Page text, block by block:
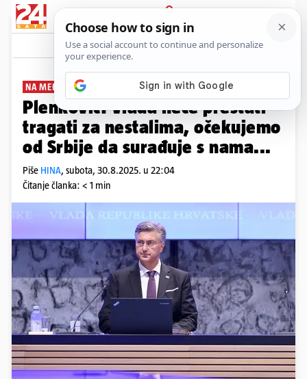
PRIJAVA
News Komentari
NA MEĐUNARODNI DAN
Plenković: Vlada neće prestati
tragati za nestalima, očekujemo
od Srbije da surađuje s nama...
Piše HINA, subota, 30.8.2025. u 22:04
Čitanje članka: < 1 min